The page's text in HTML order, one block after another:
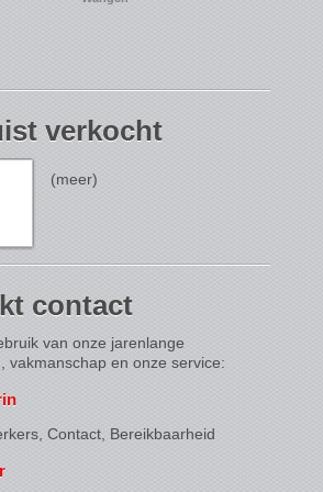
verkocht
(meer)
contact
van onze jarenlange
vakmanschap en onze service:
Contact, Bereikbaarheid